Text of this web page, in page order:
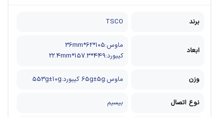
برند TSCO
ابعاد
ماوس:105*62*36mm
کیبورد:449*157.3*22.4mm
وزن ماوس:65g±5g کیبورد:553g±10g
نوع اتصال بیسیم